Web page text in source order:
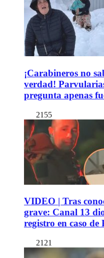
¡Carabineros no
verdad!
pregunta apenas
2155
VIDEO | Tras
grave: Canal 13
registro en caso de
2121